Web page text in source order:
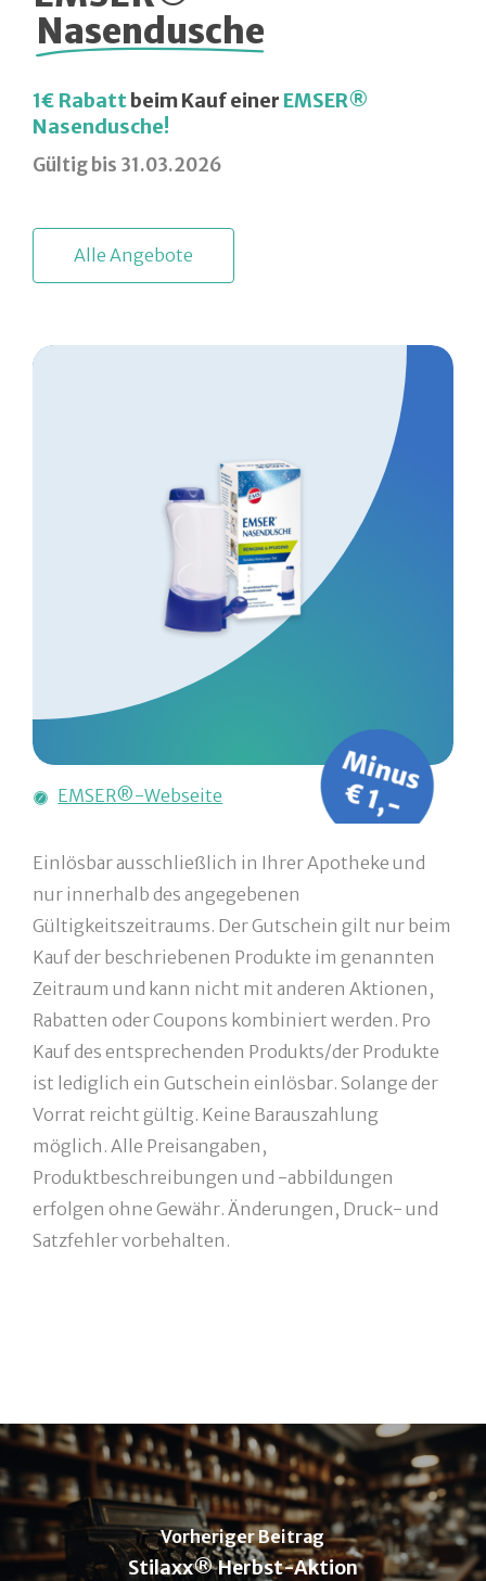
Nasendusche
1€ Rabattbeim Kauf einer EMSER®
Nasendusche!
Gültig bis 31.03.2026
A le Angebote
EMSER®-Webseite
Einlösbar ausschließlich in Ihrer Apotheke und
nur innerhalb des angegebenen
Gültigkeitszeitraums. Der Gutschein gilt nur beim
Kauf der beschriebenen Produkte im genannten
Zeitraum und kann nicht mit anderen Aktionen,
Rabatten oder Coupons kombiniert werden. Pro
Kauf des entsprechenden Produkts/der Produkte
ist lediglich ein Gutschein einlösbar. Solange der
Vorrat reicht gültig. Keine Barauszahlung
möglich. Alle Preisangaben,
Produktbeschreibungen und -abbildungen
erfolgen ohne Gewähr. Änderungen, Druck- und
Satzfehler vorbehalten.
Vorheriger Beitrag
Stilaxx® Herbst-Aktion